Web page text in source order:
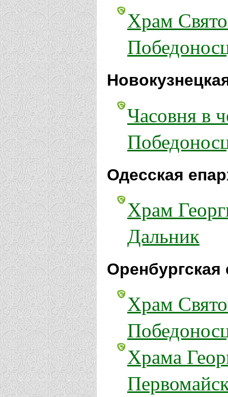
Храм
Часовня в
Одесская
Храм
Дальник
Оренбургская
Храм
Храма